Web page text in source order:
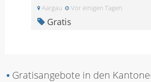
Aargau Vor einigen Tagen
Gratis
▪ Gratisangebote in den